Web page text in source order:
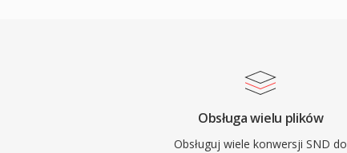
Obsługa wielu plików
Obsługuj wiele konwersji SND do